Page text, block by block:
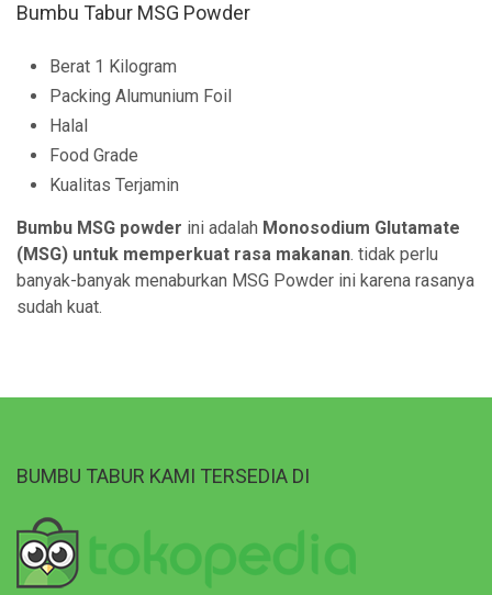
Bumbu Tabur MSG Powder
Berat 1 Kilogram
Packing Alumunium Foil
Halal
Food Grade
Kualitas Terjamin
Bumbu MSG powder ini adalah Monosodium Glutamate
(MSG) untuk memperkuat rasa makanan. tidak perlu
banyak-banyak menaburkan MSG Powder ini karena rasanya
sudah kuat.
BUMBU TABUR KAMI TERSEDIA DI